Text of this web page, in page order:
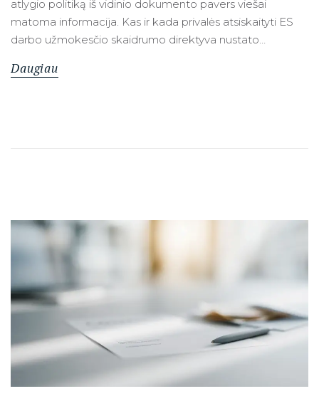
atlygio politiką iš vidinio dokumento pavers viešai
matoma informacija. Kas ir kada privalės atsiskaityti ES
darbo užmokesčio skaidrumo direktyva nustato…
Daugiau